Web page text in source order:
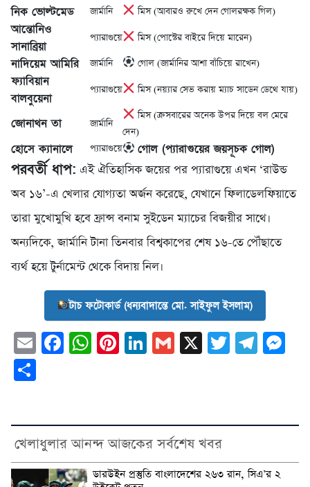
নিক ভোল্টমেড জার্মানি মিস (আবারও রুখে দেন গোলরক্ষক গিল)
আন্তোনিও
সানাব্রিয়া
প্যারাগুয়ে মিস (পোস্টের বাইরে দিয়ে মারেন)
নাদিয়েম আমিরি জার্মানি গোল (জার্মানির আশা বাঁচিয়ে রাখেন)
ফ্যাবিয়ান
বালবুয়েনা
প্যারাগুয়ে মিস (নয়্যার সেভ করায় ম্যাচ সাডেন ডেথে যায়)
জোনাথন তা জার্মানি
মিস (ক্রসবারের অনেক উপর দিয়ে বল মেরে
দেন)
হোসে ক্যানালে প্যারাগুয়ে গোল (প্যারাগুয়ের জয়সূচক গোল)
পরবর্তী ধাপ: এই ঐতিহাসিক জয়ের পর প্যারাগুয়ে এখন ‘রাউন্ড
অব ১৬’-এ খেলার যোগ্যতা অর্জন করেছে, যেখানে ফিলাডেলফিয়াতে
তারা মুখোমুখি হবে ফ্রান্স বনাম সুইডেন ম্যাচের বিজয়ীর সাথে।
অন্যদিকে, জার্মানি টানা তিনবার বিশ্বকাপের শেষ ১৬-তে পৌঁছাতে
ব্যর্থ হয়ে টুর্নামেন্ট থেকে বিদায় নিল।
টাচ ফটোকার্ড (ধন্যবাদান্তে মো. সাইফুল ইসলাম)
EmailFacebook
WhatsApp
Pinterest
LinkedIn
Gmail
X Twitter
খেলাধুলার আনন্দ আজকের সর্বশেষ খবর
ডারউইন প্রস্তুতি বাংলাদেশের ২৬৩ রান, সিএ’র ২